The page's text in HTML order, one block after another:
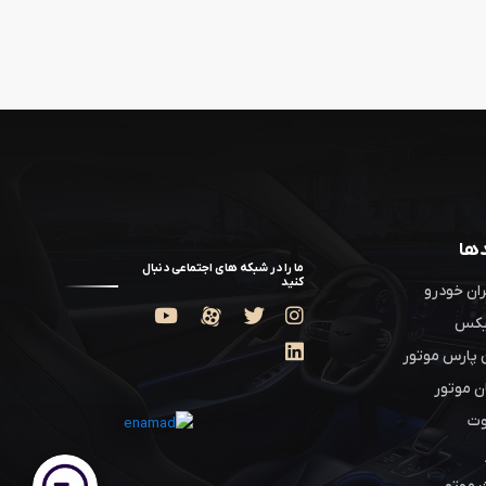
خودرو
پارس موتور
موتور
ما را در شبکه های اجتماعی دنبال
کنید